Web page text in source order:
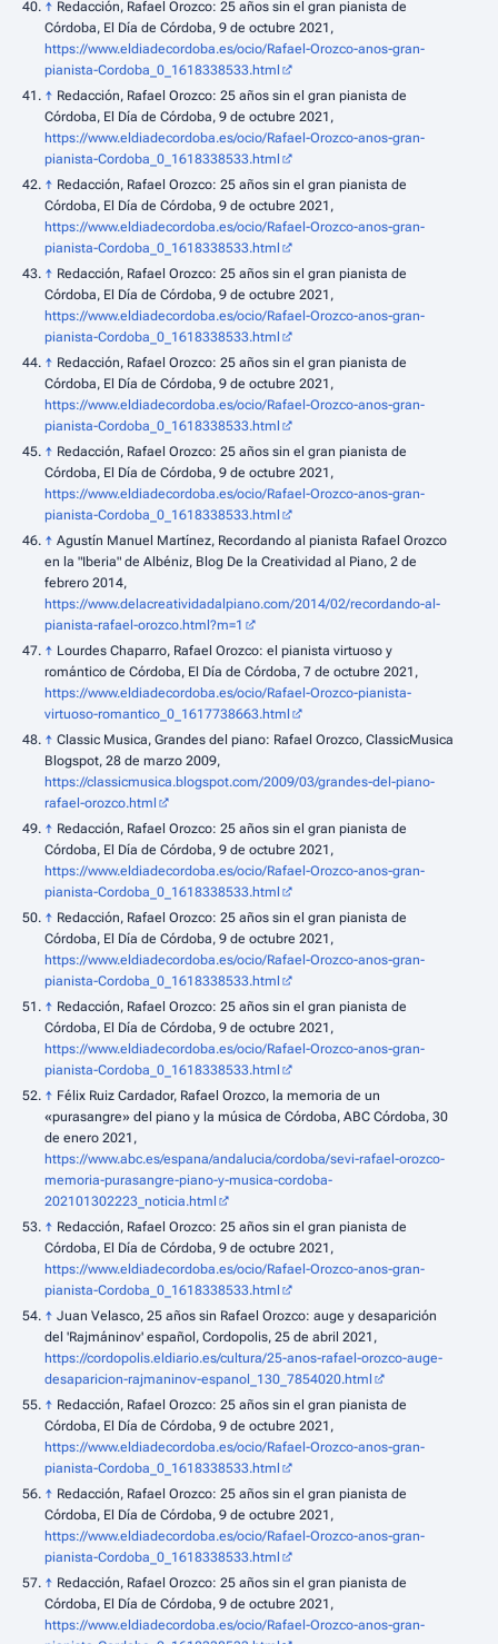
↑ Redacción, Rafael Orozco: 25 años sin el gran pianista de
Córdoba, El Día de Córdoba, 9 de octubre 2021,
https://www.eldiadecordoba.es/ocio/Rafael-Orozco-anos-gran-
pianista-Cordoba_0_1618338533.html
↑ Redacción, Rafael Orozco: 25 años sin el gran pianista de
Córdoba, El Día de Córdoba, 9 de octubre 2021,
https://www.eldiadecordoba.es/ocio/Rafael-Orozco-anos-gran-
pianista-Cordoba_0_1618338533.html
↑ Redacción, Rafael Orozco: 25 años sin el gran pianista de
Córdoba, El Día de Córdoba, 9 de octubre 2021,
https://www.eldiadecordoba.es/ocio/Rafael-Orozco-anos-gran-
pianista-Cordoba_0_1618338533.html
↑ Redacción, Rafael Orozco: 25 años sin el gran pianista de
Córdoba, El Día de Córdoba, 9 de octubre 2021,
https://www.eldiadecordoba.es/ocio/Rafael-Orozco-anos-gran-
pianista-Cordoba_0_1618338533.html
↑ Redacción, Rafael Orozco: 25 años sin el gran pianista de
Córdoba, El Día de Córdoba, 9 de octubre 2021,
https://www.eldiadecordoba.es/ocio/Rafael-Orozco-anos-gran-
pianista-Cordoba_0_1618338533.html
↑ Redacción, Rafael Orozco: 25 años sin el gran pianista de
Córdoba, El Día de Córdoba, 9 de octubre 2021,
https://www.eldiadecordoba.es/ocio/Rafael-Orozco-anos-gran-
pianista-Cordoba_0_1618338533.html
↑ Agustín Manuel Martínez, Recordando al pianista Rafael Orozco
en la "Iberia" de Albéniz, Blog De la Creatividad al Piano, 2 de
febrero 2014,
https://www.delacreatividadalpiano.com/2014/02/recordando-al-
pianista-rafael-orozco.html?m=1
↑ Lourdes Chaparro, Rafael Orozco: el pianista virtuoso y
romántico de Córdoba, El Día de Córdoba, 7 de octubre 2021,
https://www.eldiadecordoba.es/ocio/Rafael-Orozco-pianista-
virtuoso-romantico_0_1617738663.html
↑ Classic Musica, Grandes del piano: Rafael Orozco, ClassicMusica
Blogspot, 28 de marzo 2009,
https://classicmusica.blogspot.com/2009/03/grandes-del-piano-
rafael-orozco.html
↑ Redacción, Rafael Orozco: 25 años sin el gran pianista de
Córdoba, El Día de Córdoba, 9 de octubre 2021,
https://www.eldiadecordoba.es/ocio/Rafael-Orozco-anos-gran-
pianista-Cordoba_0_1618338533.html
↑ Redacción, Rafael Orozco: 25 años sin el gran pianista de
Córdoba, El Día de Córdoba, 9 de octubre 2021,
https://www.eldiadecordoba.es/ocio/Rafael-Orozco-anos-gran-
pianista-Cordoba_0_1618338533.html
↑ Redacción, Rafael Orozco: 25 años sin el gran pianista de
Córdoba, El Día de Córdoba, 9 de octubre 2021,
https://www.eldiadecordoba.es/ocio/Rafael-Orozco-anos-gran-
pianista-Cordoba_0_1618338533.html
↑ Félix Ruiz Cardador, Rafael Orozco, la memoria de un
«purasangre» del piano y la música de Córdoba, ABC Córdoba, 30
de enero 2021,
https://www.abc.es/espana/andalucia/cordoba/sevi-rafael-orozco-
memoria-purasangre-piano-y-musica-cordoba-
202101302223_noticia.html
↑ Redacción, Rafael Orozco: 25 años sin el gran pianista de
Córdoba, El Día de Córdoba, 9 de octubre 2021,
https://www.eldiadecordoba.es/ocio/Rafael-Orozco-anos-gran-
pianista-Cordoba_0_1618338533.html
↑ Juan Velasco, 25 años sin Rafael Orozco: auge y desaparición
del 'Rajmáninov' español, Cordopolis, 25 de abril 2021,
https://cordopolis.eldiario.es/cultura/25-anos-rafael-orozco-auge-
desaparicion-rajmaninov-espanol_130_7854020.html
↑ Redacción, Rafael Orozco: 25 años sin el gran pianista de
Córdoba, El Día de Córdoba, 9 de octubre 2021,
https://www.eldiadecordoba.es/ocio/Rafael-Orozco-anos-gran-
pianista-Cordoba_0_1618338533.html
↑ Redacción, Rafael Orozco: 25 años sin el gran pianista de
Córdoba, El Día de Córdoba, 9 de octubre 2021,
https://www.eldiadecordoba.es/ocio/Rafael-Orozco-anos-gran-
pianista-Cordoba_0_1618338533.html
↑ Redacción, Rafael Orozco: 25 años sin el gran pianista de
Córdoba, El Día de Córdoba, 9 de octubre 2021,
https://www.eldiadecordoba.es/ocio/Rafael-Orozco-anos-gran-